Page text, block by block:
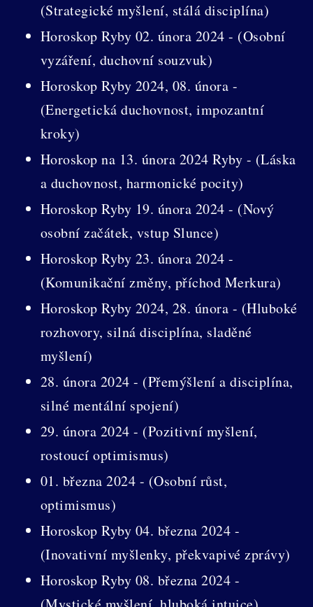
(Strategické myšlení, stálá disciplína)
Horoskop Ryby 02. února 2024 - (Osobní
vyzáření, duchovní souzvuk)
Horoskop Ryby 2024, 08. února -
(Energetická duchovnost, impozantní
kroky)
Horoskop na 13. února 2024 Ryby - (Láska
a duchovnost, harmonické pocity)
Horoskop Ryby 19. února 2024 - (Nový
osobní začátek, vstup Slunce)
Horoskop Ryby 23. února 2024 -
(Komunikační změny, příchod Merkura)
Horoskop Ryby 2024, 28. února - (Hluboké
rozhovory, silná disciplína, sladěné
myšlení)
28. února 2024 - (Přemýšlení a disciplína,
silné mentální spojení)
29. února 2024 - (Pozitivní myšlení,
rostoucí optimismus)
01. března 2024 - (Osobní růst,
optimismus)
Horoskop Ryby 04. března 2024 -
(Inovativní myšlenky, překvapivé zprávy)
Horoskop Ryby 08. března 2024 -